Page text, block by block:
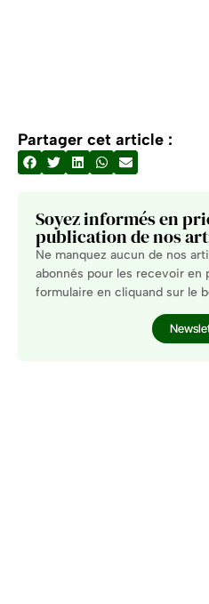
Partager cet article :
Soyez informés en
publication de nos
Ne manquez aucun de nos
abonnés pour les recevoir en
formulaire en cliquand sur le